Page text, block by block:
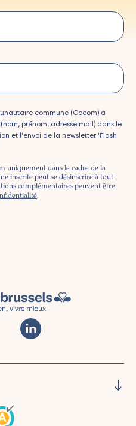
commune (Cocom) à
prénom, adresse mail) dans le
et l'envoi de la newsletter 'Flash
uniquement dans le cadre de la
inscrite peut se désinscrire à tout
complémentaires peuvent être
.